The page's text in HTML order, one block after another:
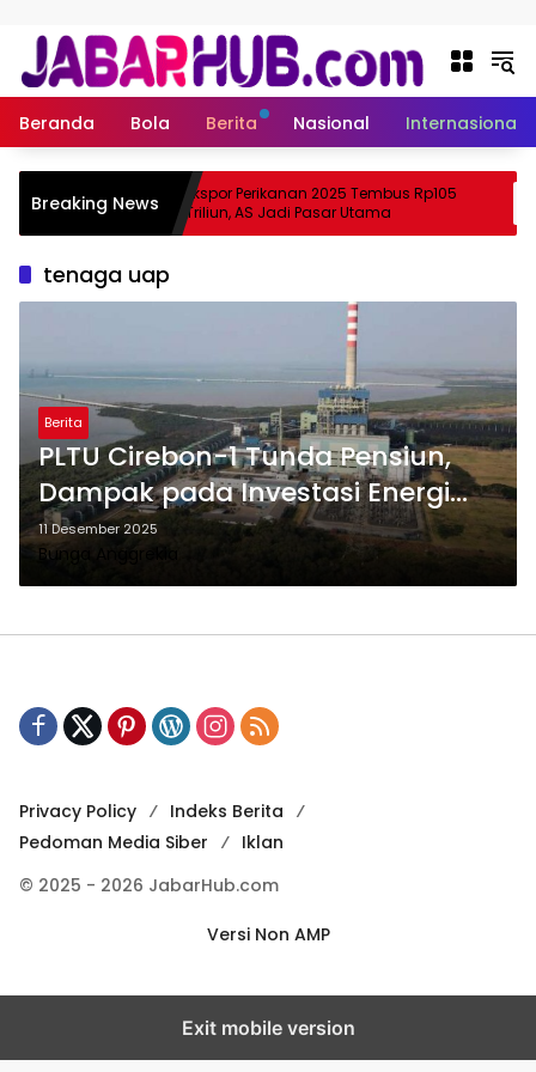
Beranda Bola Berita Nasional Internasional
Breaking News
Suzuki?
Ekspor Perikanan 2025 Tembus Rp105
Triliun, AS Jadi Pasar Utama
tenaga uap
Berita
PLTU Cirebon-1 Tunda Pensiun,
Dampak pada Investasi Energi
Baru
11 Desember 2025
Bunga Anggrekia
Privacy Policy
Indeks Berita
Pedoman Media Siber
Iklan
© 2025 - 2026 JabarHub.com
Versi Non AMP
Exit mobile version